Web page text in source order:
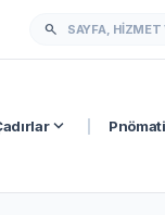
search
expand_more